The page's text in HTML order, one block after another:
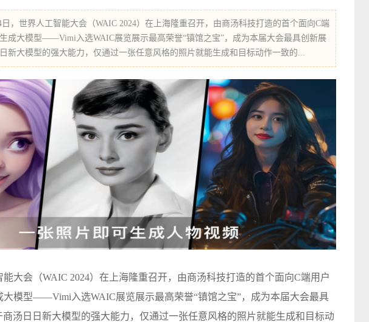
日，世界人工智能大会（WAIC 2024）在上海隆重召开，由商汤科技打造的首个面向C端
成大模型——Vimi入选WAIC展览展示最高荣誉“镇馆之宝”，成为本届大会最具创新展
新大模型的强大能力，仅通过一张任意风格的照片就能生成和目标动作一致的...
能大会（WAIC 2024）在上海隆重召开，由商汤科技打造的首个面向C端用户
大模型——Vimi入选WAIC展览展示最高荣誉“镇馆之宝”，成为本届大会最具
汤日日新大模型的强大能力，仅通过一张任意风格的照片就能生成和目标动